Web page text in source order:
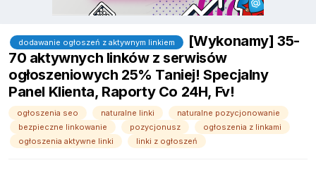
dodawanie ogłoszeń z aktywnym linkiem
[Wykonamy] 35-
70 aktywnych linków z serwisów
ogłoszeniowych 25% Taniej! Specjalny
Panel Klienta, Raporty Co 24H, Fv!
ogłoszenia seo naturalne linki
naturalne pozycjonowanie
bezpieczne linkowanie
pozycjonusz
ogłoszenia z linkami
ogłoszenia aktywne linki
linki z ogłoszeń